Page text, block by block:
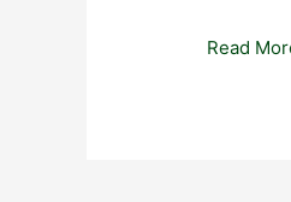
「绝
Read